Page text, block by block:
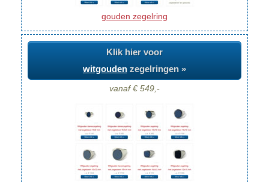
gouden zegelring
Klik hier voor
witgouden zegelringen »
vanaf € 549,-